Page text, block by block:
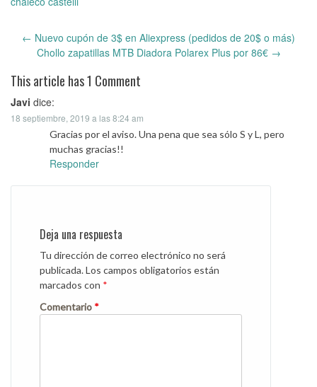
← Nuevo cupón de 3$ en Aliexpress (pedidos de 20$ o más)
Chollo zapatillas MTB Diadora Polarex Plus por 86€ →
This article has 1 Comment
Javi dice:
18 septiembre, 2019 a las 8:24 am
Gracias por el aviso. Una pena que sea sólo S y L, pero
muchas gracias!!
Responder
Deja una respuesta
Tu dirección de correo electrónico no será
publicada.Los campos obligatorios están
marcados con *
Comentario *